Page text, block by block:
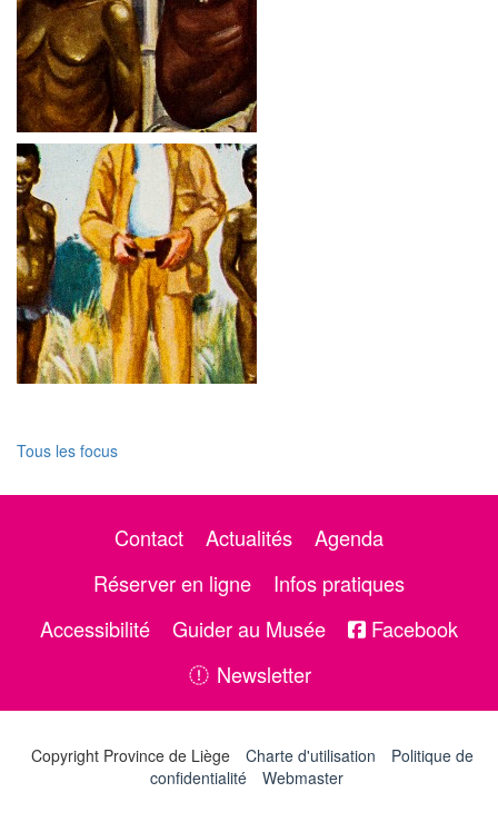
Tous les focus
Contact Actualités
Agenda
Réserver en ligne
Infos pratiques
Accessibilité
Guider au Musée
Facebook
Newsletter
Copyright Province de Liège Charte d'utilisation
Politique de
confidentialité
Webmaster